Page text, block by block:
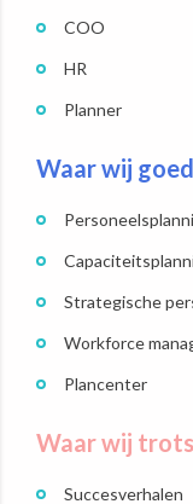
COO
HR
Planner
Waar wij
Strategische
Workforce
Plancenter
Waar wij
Succesverhalen